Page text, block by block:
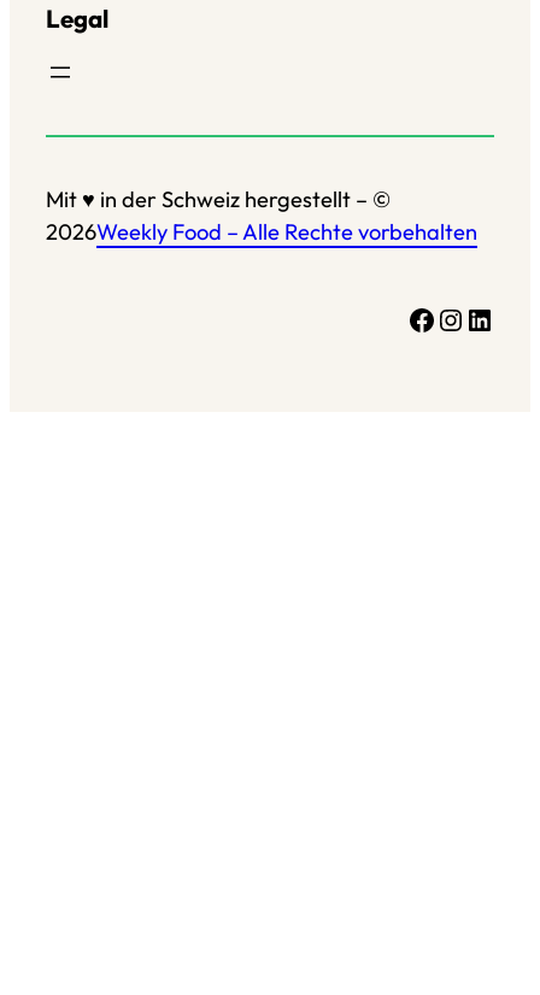
Legal
Mit ♥ in der Schweiz hergestellt – ©
2026Weekly Food – Alle Rechte vorbehalten
Facebook Instagram LinkedIn